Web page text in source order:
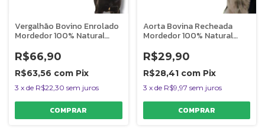
Vergalhão Bovino Enrolado
Mordedor 100% Natural
R$66,90
R$63,56 com Pix
3 x de R$22,30 sem juros
Aorta Bovina Recheada
Mordedor 100% Natural
Bem 1 Uni
R$29,90
R$28,41 com Pix
3 x de R$9,97 sem juros